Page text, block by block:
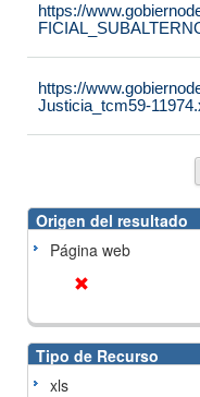
https://
https://
Justicia_tcm59-
Origen del resultado
Página web
Tipo de Recurso
xls